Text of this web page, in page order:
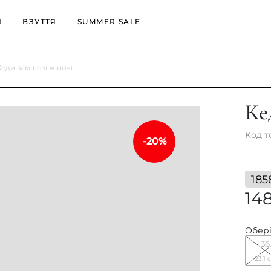
Черевики
Ботильйони
ВЗУТТЯ
Ботильйони
Черевики
Уггі
Мюлі
SUMMER SALE
замшеві жіночі
-20%
Код
36
23,1